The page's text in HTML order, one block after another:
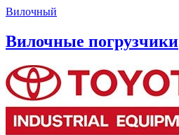
Вилочный
Вилочные погрузчики